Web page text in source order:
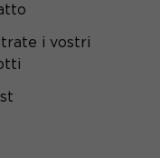
i vostri